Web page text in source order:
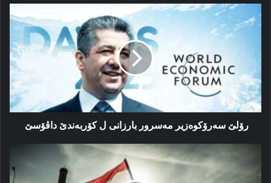
رۆلێ
سەرۆکوەزیر
مەسرور
بارزانی
ل
کۆربەندێ
داڤۆسێ
رۆلێ سەرۆکوەزیر مەسرور بارزانی ل کۆربەندێ داڤۆسێ
هەستا
نەتەوەیی
د